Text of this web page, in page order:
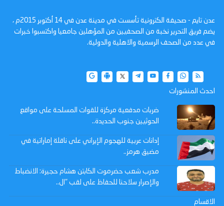
عدن تايم - صحيفة الكترونية تأسست في مدينة عدن في 14 أكتوبر 2015م ،
يضم فريق التحرير نخبة من الصحفيين من المؤهلين جامعيا واكتسبوا خبرات
في عدد من الصحف الرسمية والاهلية والدولية.
احدث المنشورات
ضربات مدفعية مركزة للقوات المسلحة على مواقع
الحوثيين جنوب الحديدة..
إدانات عربية للهجوم الإيراني على ناقلة إماراتية في
مضيق هرمز..
مدرب شعب حضرموت الكابتن هشام حجيرة: الانضباط
والإصرار سلاحنا للحفاظ على لقب "ال..
الاقسام